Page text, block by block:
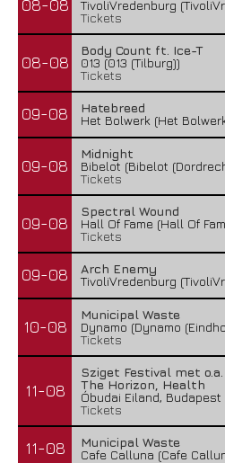
08-08
TivoliVredenburg
Tickets
08-08
Body Count ft. Ice-T
013 (013 (Tilburg))
Tickets
09-08
Hatebreed
Het Bolwerk (Het
09-08
Midnight
Bibelot (Bibelot
Tickets
09-08
Spectral Wound
Hall Of Fame (Hall Of
Tickets
09-08
Arch Enemy
TivoliVredenburg
10-08
Municipal Waste
Dynamo (Dynamo
Tickets
11-08
Sziget Festival met
The Horizon, Health
Óbudai Eiland, Budapest
Tickets
11-08
Municipal Waste
Cafe Calluna (Cafe